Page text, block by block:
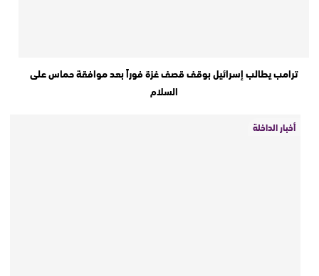
ترامب يطالب إسرائيل بوقف قصف غزة فوراً بعد موافقة حماس على
السلام
أخبار الداخلة